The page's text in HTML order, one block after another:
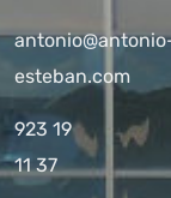
esteban.com
923 19
11 37